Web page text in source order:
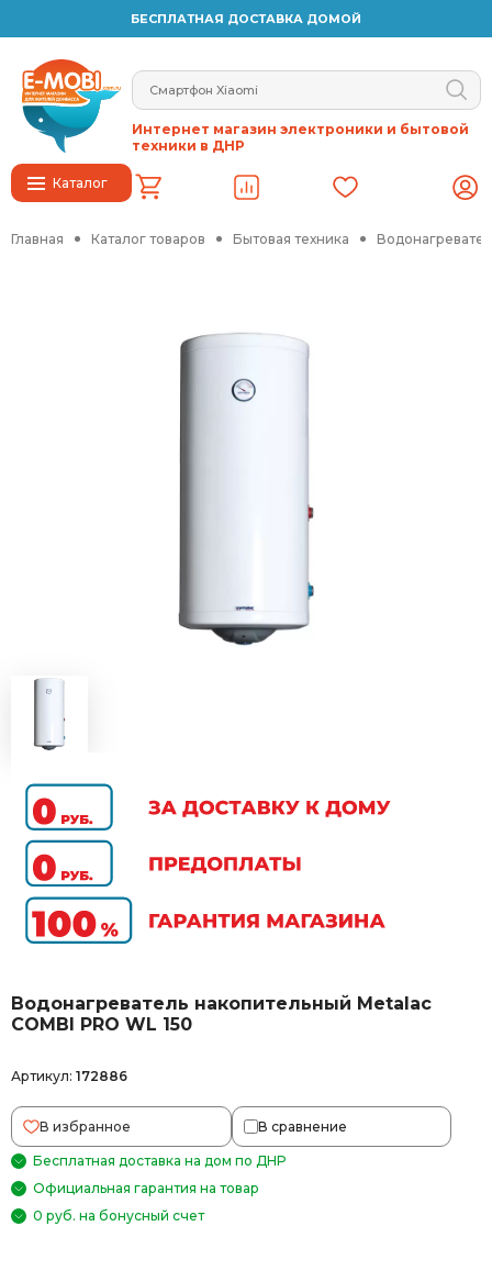
БЕСПЛАТНАЯ ДОСТАВКА ДОМОЙ
Каталог
Интернет магазин электроники и бытовой
техники в ДНР
Главная Каталог товаров Бытовая техника
Водонагреватель накопительный Metalac
COMBI PRO WL 150
Артикул: 172886
В избранное В сравнение
Бесплатная доставка на дом по ДНР
Официальная гарантия на товар
0 руб. на бонусный счет